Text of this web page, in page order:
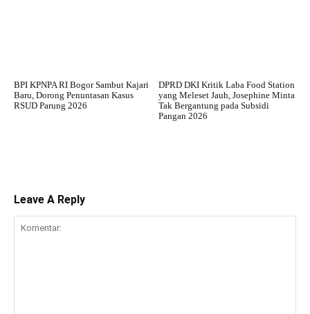
BPI KPNPA RI Bogor Sambut Kajari
Baru, Dorong Penuntasan Kasus
RSUD Parung 2026
DPRD DKI Kritik Laba Food Station
yang Meleset Jauh, Josephine Minta
Tak Bergantung pada Subsidi
Pangan 2026
Leave A Reply